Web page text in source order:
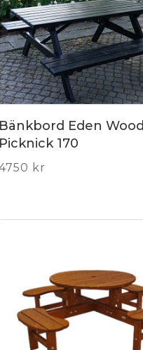
Bänkbord Eden Wood
Picknick 170
kr